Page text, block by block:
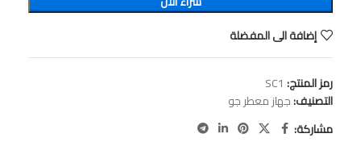
إضافة الى المفضلة
رمز المنتج: SC1
التصنيف:جهاز معطر جو
مشاركة: